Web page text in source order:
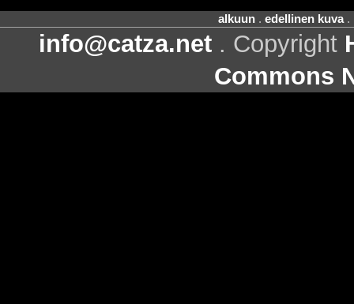
alkuun. edellinen kuva.
info@catza.net . Copyright
Commons